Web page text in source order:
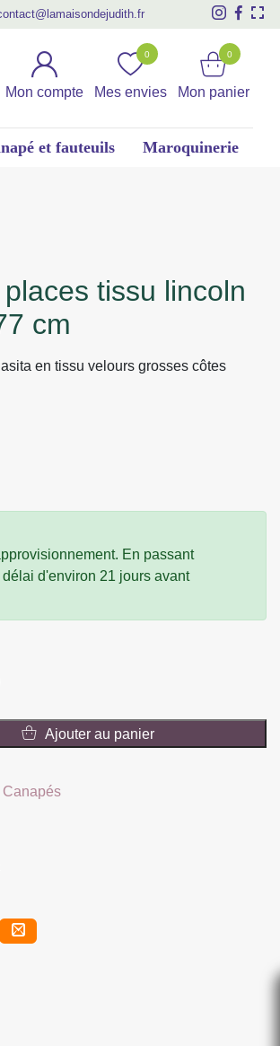
Mon compte Mes envies
0
Mon panier
0
et fauteuils Maroquinerie
cm
en tissu velours grosses côtes
En passant
d'environ 21 jours avant
Ajouter au panier
Canapés